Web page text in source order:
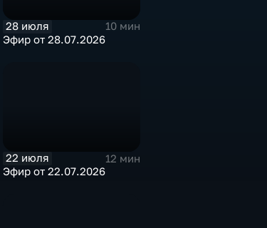
28 июля
10 мин
Эфир от 28.07.2026
22 июля
12 мин
Эфир от 22.07.2026